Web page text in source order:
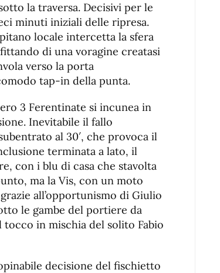
la traversa. Decisivi per le
minuti iniziali delle ripresa.
locale intercetta la sfera
di una voragine creatasi
verso la porta
tap-in della punta.
3 Ferentinate si incunea in
Inevitabile il fallo
al 30′, che provoca il
terminata a lato, il
con i blu di casa che stavolta
ma la Vis, con un moto
all’opportunismo di Giulio
le gambe del portiere da
in mischia del solito Fabio
decisione del fischietto